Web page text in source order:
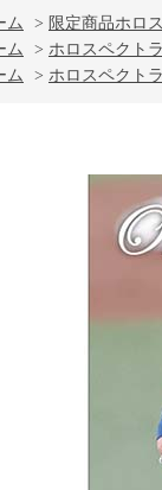
ム > 限定商品ホロ
ム
> ホロスペクトラ
ム
> ホロスペクトラ